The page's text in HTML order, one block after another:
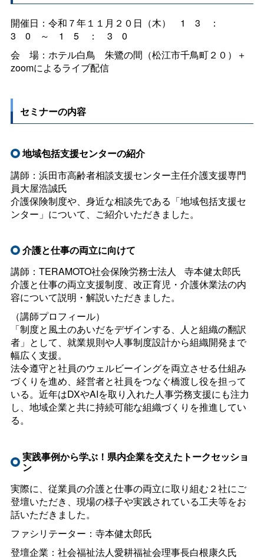
開催日：令和７年１１月２０日（木）13：
30～15：30
会 場：ホテル白鳥 朱鷺の間（松江市千鳥町２０）＋
zoomによるライブ配信
セミナーの内容
地域包括支援センターの紹介
講師：浜田市高齢者相談支援センター主任介護支援専門
員大屋浩誠氏
介護保険制度や、身近な相談先である「地域包括支援セ
ンター」について、ご紹介いただきました。
介護と仕事の両立に向けて
講師：TERAMOTO社会保険労務士法人 寺本健太郎氏
介護と仕事の両立支援制度、改正育児・介護休業法の内
容について説明・解説いただきました。
（講師プロフィール）
「制度と風土のあいだをデザインする、人と組織の翻訳
者」として、就業規則や人事制度設計から組織開発まで
幅広く支援。
法令遵守と社員のウェルビーイングを両立させる仕組み
づくりを進め、経営者と社員をつなぐ橋渡し役を担って
いる。近年はDXやAIを取り入れた人事労務支援にも注力
し、地域企業と共に持続可能な組織づくりを推進してい
る。
実践事例から学ぶ！県内企業を交えたトークセッショ
ン
実際に、従業員の介護と仕事の両立に取り組む２社にご
登壇いただき、現場の様子や実践されている工夫等をお
話いただきました。
ファシリテーター：寺本健太郎氏
登壇企業：社会福祉法人愛耕福祉会理事長白根康久氏